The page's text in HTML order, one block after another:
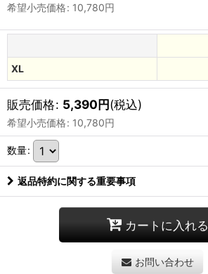
希望小売価格: 10,780円
XL
販売価格: 5,390円(税込)
希望小売価格: 10,780円
数量:
返品特約に関する重要事項
カートに入れる
お問い合わせ